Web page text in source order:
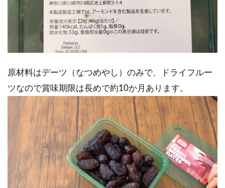
原材料はデーツ（なつめやし）のみで、ドライフルー
ツなので賞味期限は長めで約10か月あります。